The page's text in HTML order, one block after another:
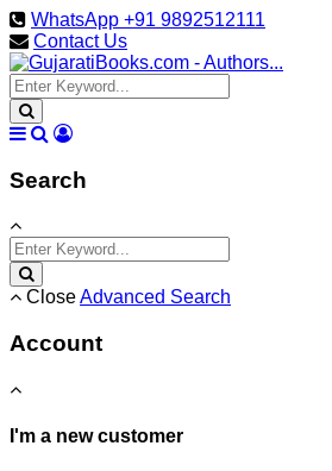
WhatsApp +91 9892512111
Contact Us
Search
CloseAdvanced Search
Account
I'm a new customer